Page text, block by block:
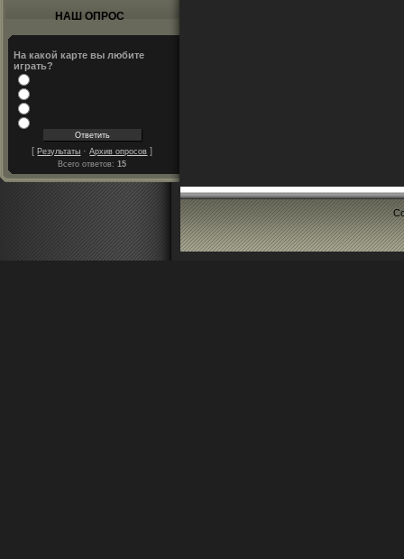
НАШ ОПРОС
На какой карте вы любите
играть?
[Результаты ·Архив опросов ]
Всего ответов:15